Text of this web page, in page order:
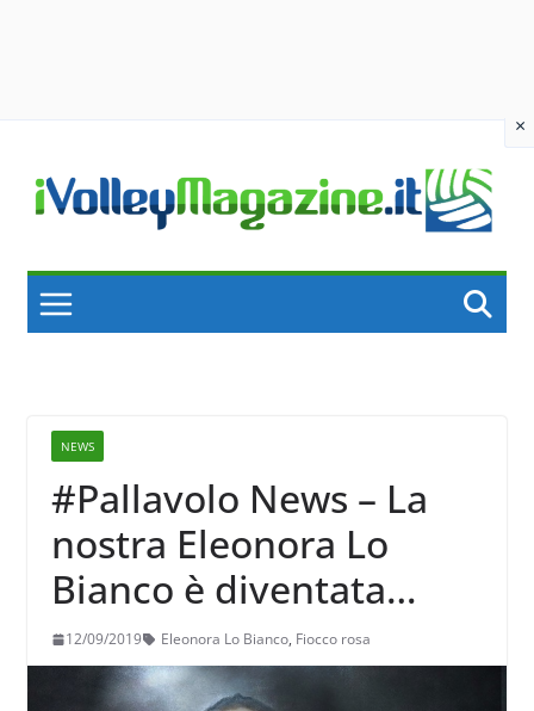
×
content
NEWS
#Pallavolo News – La
nostra Eleonora Lo
Bianco è diventata
mamma: è nata Emma
12/09/2019 Eleonora Lo Bianco, Fiocco rosa